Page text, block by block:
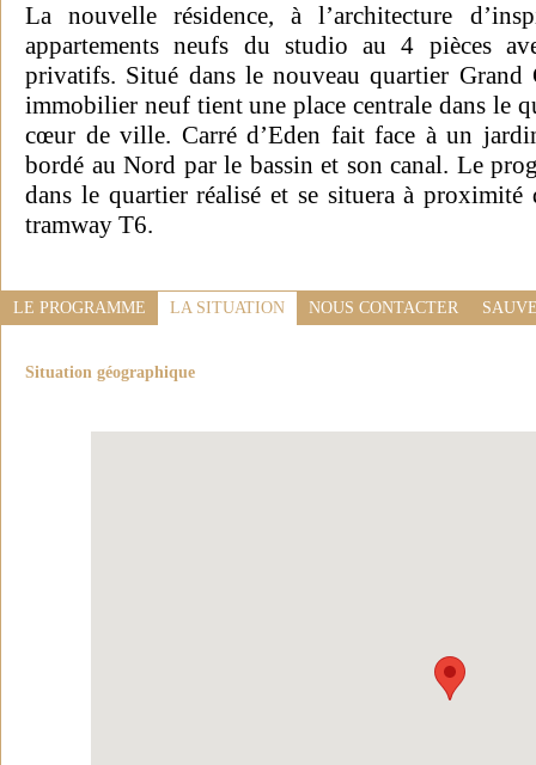
La nouvelle résidence, à l’architecture
appartements neufs du studio au 4 pièces
privatifs. Situé dans le nouveau quartier Grand
immobilier neuf tient une place centrale dans le
cœur de ville. Carré d’Eden fait face à un
bordé au Nord par le bassin et son canal. Le
dans le quartier réalisé et se situera à proximité
tramway T6.
LE PROGRAMME LA SITUATION NOUS CONTACTER
Situation géographique